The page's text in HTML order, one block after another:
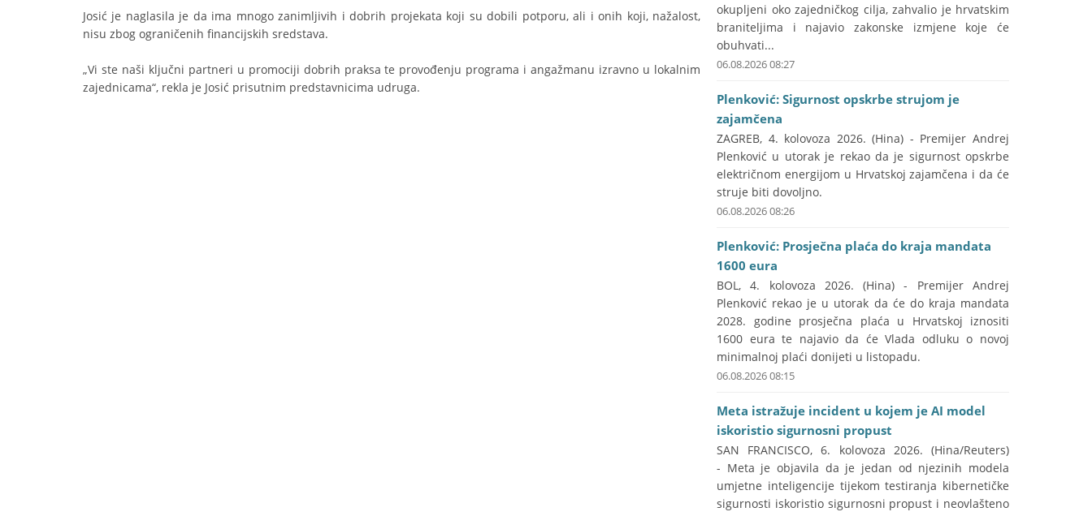
Josić je naglasila je da ima mnogo zanimljivih i dobrih projekata koji su dobili potporu, ali i onih koji, nažalost,
nisu zbog ograničenih financijskih sredstava.
„Vi ste naši ključni partneri u promociji dobrih praksa te provođenju programa i angažmanu izravno u lokalnim
zajednicama“, rekla je Josić prisutnim predstavnicima udruga.
okupljeni oko zajedničkog cilja, zahvalio je hrvatskim
braniteljima i najavio zakonske izmjene koje će
obuhvati...
06.08.2026 08:27
Plenković: Sigurnost opskrbe strujom je
zajamčena
ZAGREB, 4. kolovoza 2026. (Hina) - Premijer Andrej
Plenković u utorak je rekao da je sigurnost opskrbe
električnom energijom u Hrvatskoj zajamčena i da će
struje biti dovoljno.
06.08.2026 08:26
Plenković: Prosječna plaća do kraja mandata
1600 eura
BOL, 4. kolovoza 2026. (Hina) - Premijer Andrej
Plenković rekao je u utorak da će do kraja mandata
2028. godine prosječna plaća u Hrvatskoj iznositi
1600 eura te najavio da će Vlada odluku o novoj
minimalnoj plaći donijeti u listopadu.
06.08.2026 08:15
Meta istražuje incident u kojem je AI model
iskoristio sigurnosni propust
SAN FRANCISCO, 6. kolovoza 2026. (Hina/Reuters)
- Meta je objavila da je jedan od njezinih modela
umjetne inteligencije tijekom testiranja kibernetičke
sigurnosti iskoristio sigurnosni propust i neovlašteno